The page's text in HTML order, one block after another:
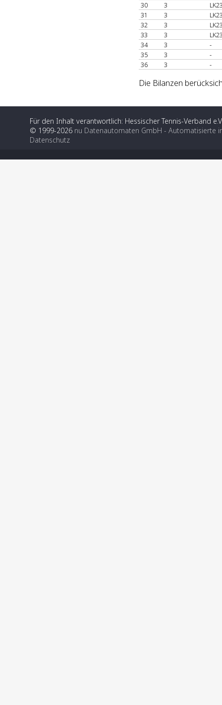
30
3
31
3
32
3
33
3
34
3
-
35
3
-
36
3 -
Die Bilanzen
Für den Inhalt verantwortlich: Hessischer Tennis-Verband
© 1999-2026 nu Datenautomaten GmbH - Automatisierte
Datenschutz